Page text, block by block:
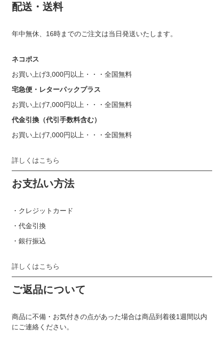
配送・送料
年中無休、16時までのご注文は当日発送いたします。
ネコポス
お買い上げ3,000円以上・・・全国無料
宅急便・レターパックプラス
お買い上げ7,000円以上・・・全国無料
代金引換（代引手数料含む）
お買い上げ7,000円以上・・・全国無料
詳しくはこちら
お支払い方法
・クレジットカード
・代金引換
・銀行振込
詳しくはこちら
ご返品について
商品に不備・お気付きの点があった場合は商品到着後1週間以内
にご連絡ください。